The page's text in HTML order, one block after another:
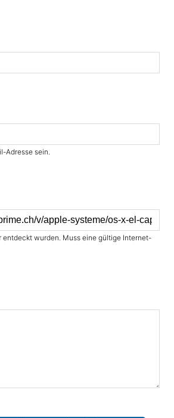
Adresse sein.
entdeckt wurden. Muss eine gültige Internet-